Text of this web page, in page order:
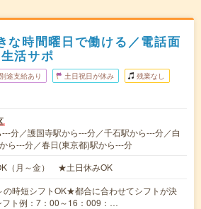
な時間曜日で働ける／電話面
活サポ
途支給あり 土日祝日が休み 残業なし
分／護国寺駅から---分／千石駅から---分／白
ら---分／春日(東京都)駅から---分
（月～金） ★土日休みOK
時短シフトOK★都合に合わせてシフトが決
フト例：7：00～16：009：…